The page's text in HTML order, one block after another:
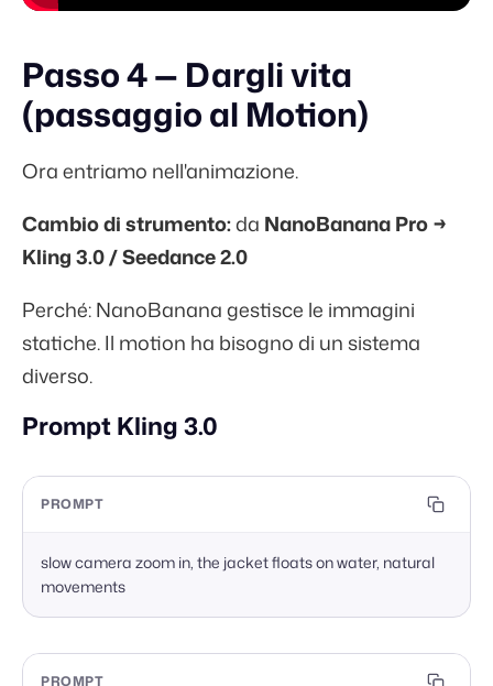
Passo 4 — Dargli vita
(passaggio al Motion)
Ora entriamo nell'animazione.
Cambio di strumento:da NanoBanana Pro →
Kling 3.0 / Seedance 2.0
Perché: NanoBanana gestisce le immagini
statiche. Il motion ha bisogno di un sistema
diverso.
Prompt Kling 3.0
PROMPT
slow camera zoom in, the jacket floats on water, natural
movements
PROMPT